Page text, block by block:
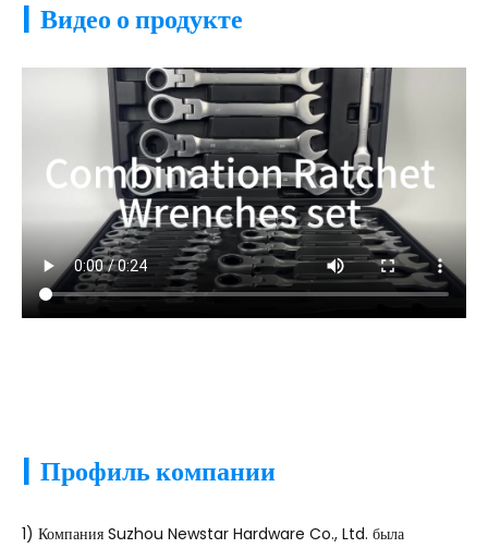
Видео о продукте
| Профиль компании
1) Компания Suzhou Newstar Hardware Co., Ltd. была